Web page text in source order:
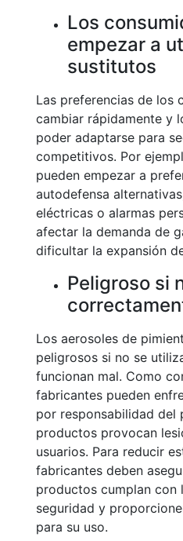
Los
empezar a
sustitutos
Las preferencias de los
cambiar rápidamente y
poder adaptarse para
competitivos. Por
pueden empezar a
autodefensa
eléctricas o alarmas
afectar la demanda de
dificultar la expansión
Peligroso si
Los aerosoles de
peligrosos si no se
funcionan mal. Como
fabricantes pueden
por responsabilidad del
productos provocan
usuarios. Para reducir
fabricantes deben
productos cumplan con
seguridad y
para su uso.